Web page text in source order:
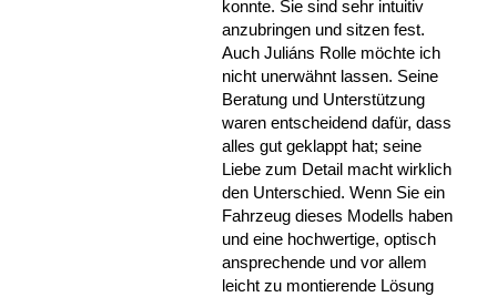
konnte. Sie sind sehr intuitiv
anzubringen und sitzen fest.
Auch Juliáns Rolle möchte ich
nicht unerwähnt lassen. Seine
Beratung und Unterstützung
waren entscheidend dafür, dass
alles gut geklappt hat; seine
Liebe zum Detail macht wirklich
den Unterschied. Wenn Sie ein
Fahrzeug dieses Modells haben
und eine hochwertige, optisch
ansprechende und vor allem
leicht zu montierende Lösung